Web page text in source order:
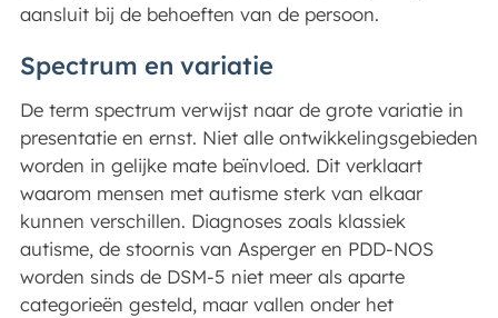
aansluit bij de behoeften van de persoon.
Spectrum en variatie
De term spectrum verwijst naar de grote variatie in
presentatie en ernst. Niet alle ontwikkelingsgebieden
worden in gelijke mate beïnvloed. Dit verklaart
waarom mensen met autisme sterk van elkaar
kunnen verschillen. Diagnoses zoals klassiek
autisme, de stoornis van Asperger en PDD-NOS
worden sinds de DSM-5 niet meer als aparte
categorieën gesteld, maar vallen onder het